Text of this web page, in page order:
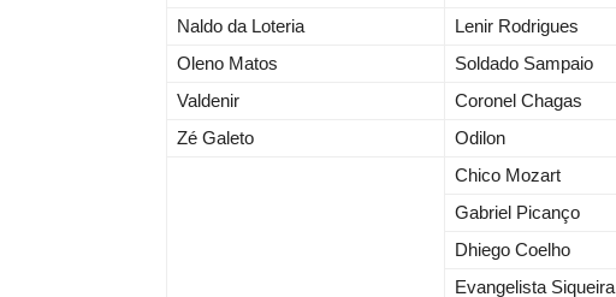
Naldo da Loteria
Lenir Rodrigues
Oleno Matos
Soldado Sampaio
Valdenir
Coronel Chagas
Zé Galeto
Odilon
Chico Mozart
Gabriel Picanço
Dhiego Coelho
Evangelista Siqueira